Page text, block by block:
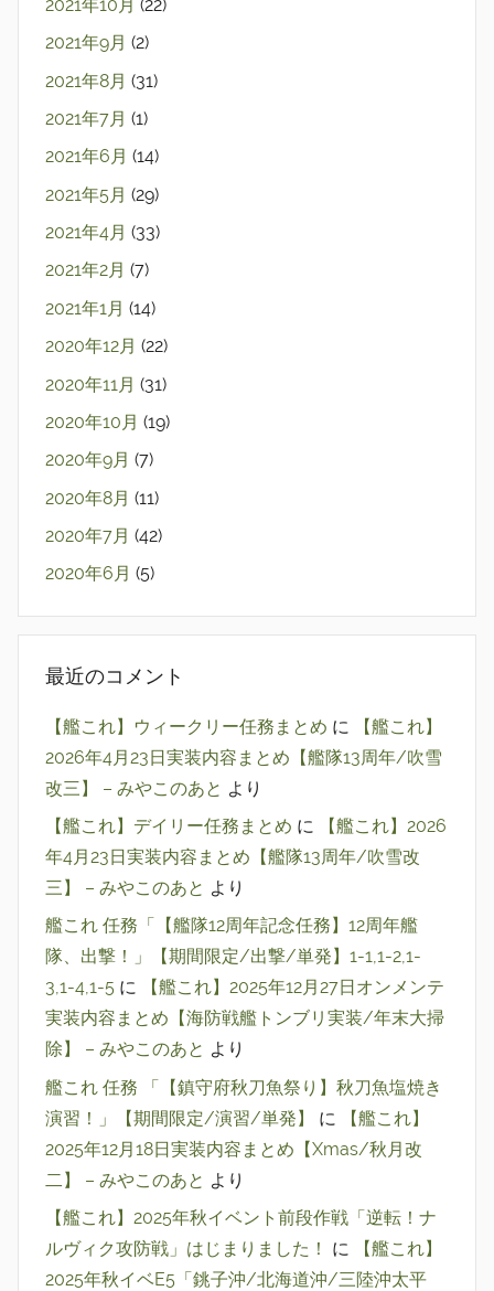
2021年10月 (22)
2021年9月 (2)
2021年8月 (31)
2021年7月 (1)
2021年6月 (14)
2021年5月 (29)
2021年4月 (33)
2021年2月 (7)
2021年1月 (14)
2020年12月 (22)
2020年11月 (31)
2020年10月 (19)
2020年9月 (7)
2020年8月 (11)
2020年7月 (42)
2020年6月 (5)
最近のコメント
【艦これ】ウィークリー任務まとめ に
【艦これ】
2026年4月23日実装内容まとめ【艦隊13周年/吹雪
改三】 – みやこのあと より
【艦これ】デイリー任務まとめ に
【艦これ】2026
年4月23日実装内容まとめ【艦隊13周年/吹雪改
三】 – みやこのあと より
艦これ 任務「【艦隊12周年記念任務】12周年艦
隊、出撃！」【期間限定/出撃/単発】1-1,1-2,1-
3,1-4,1-5 に
【艦これ】2025年12月27日オンメンテ
実装内容まとめ【海防戦艦トンブリ実装/年末大掃
除】 – みやこのあと より
艦これ 任務 「【鎮守府秋刀魚祭り】秋刀魚塩焼き
演習！」【期間限定/演習/単発】
に
【艦これ】
2025年12月18日実装内容まとめ【Xmas/秋月改
二】 – みやこのあと より
【艦これ】2025年秋イベント前段作戦「逆転！ナ
ルヴィク攻防戦」はじまりました！
に
【艦これ】
2025年秋イベE5「銚子沖/北海道沖/三陸沖太平